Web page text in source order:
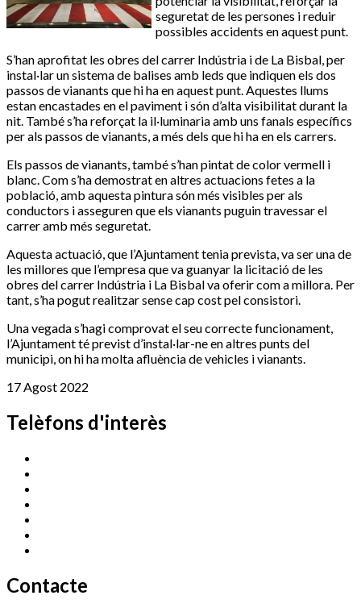
seguretat de les persones i reduir
possibles accidents en aquest punt.
S’han aprofitat les obres del carrer Indústria i de La Bisbal, per
instal·lar un sistema de balises amb leds que indiquen els dos
passos de vianants que hi ha en aquest punt. Aquestes llums
estan encastades en el paviment i són d’alta visibilitat durant la
nit. També s’ha reforçat la il·luminaria amb uns fanals específics
per als passos de vianants, a més dels que hi ha en els carrers.
Els passos de vianants, també s’han pintat de color vermell i
blanc. Com s’ha demostrat en altres actuacions fetes a la
població, amb aquesta pintura són més visibles per als
conductors i asseguren que els vianants puguin travessar el
carrer amb més seguretat.
Aquesta actuació, que l’Ajuntament tenia prevista, va ser una de
les millores que l’empresa que va guanyar la licitació de les
obres del carrer Indústria i La Bisbal va oferir com a millora. Per
tant, s’ha pogut realitzar sense cap cost pel consistori.
Una vegada s’hagi comprovat el seu correcte funcionament,
l’Ajuntament té previst d’instal·lar-ne en altres punts del
municipi, on hi ha molta afluència de vehicles i vianants.
17 Agost 2022
Telèfons d'interès
Contacte